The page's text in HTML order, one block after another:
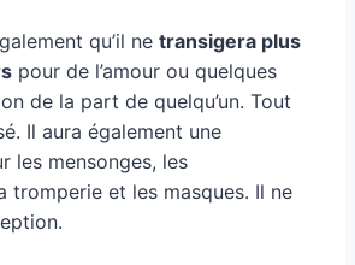
qu’il ne transigera plus
pour de l’amour ou quelques
de la part de quelqu’un. Tout
Il aura également une
les mensonges, les
tromperie et les masques. Il ne